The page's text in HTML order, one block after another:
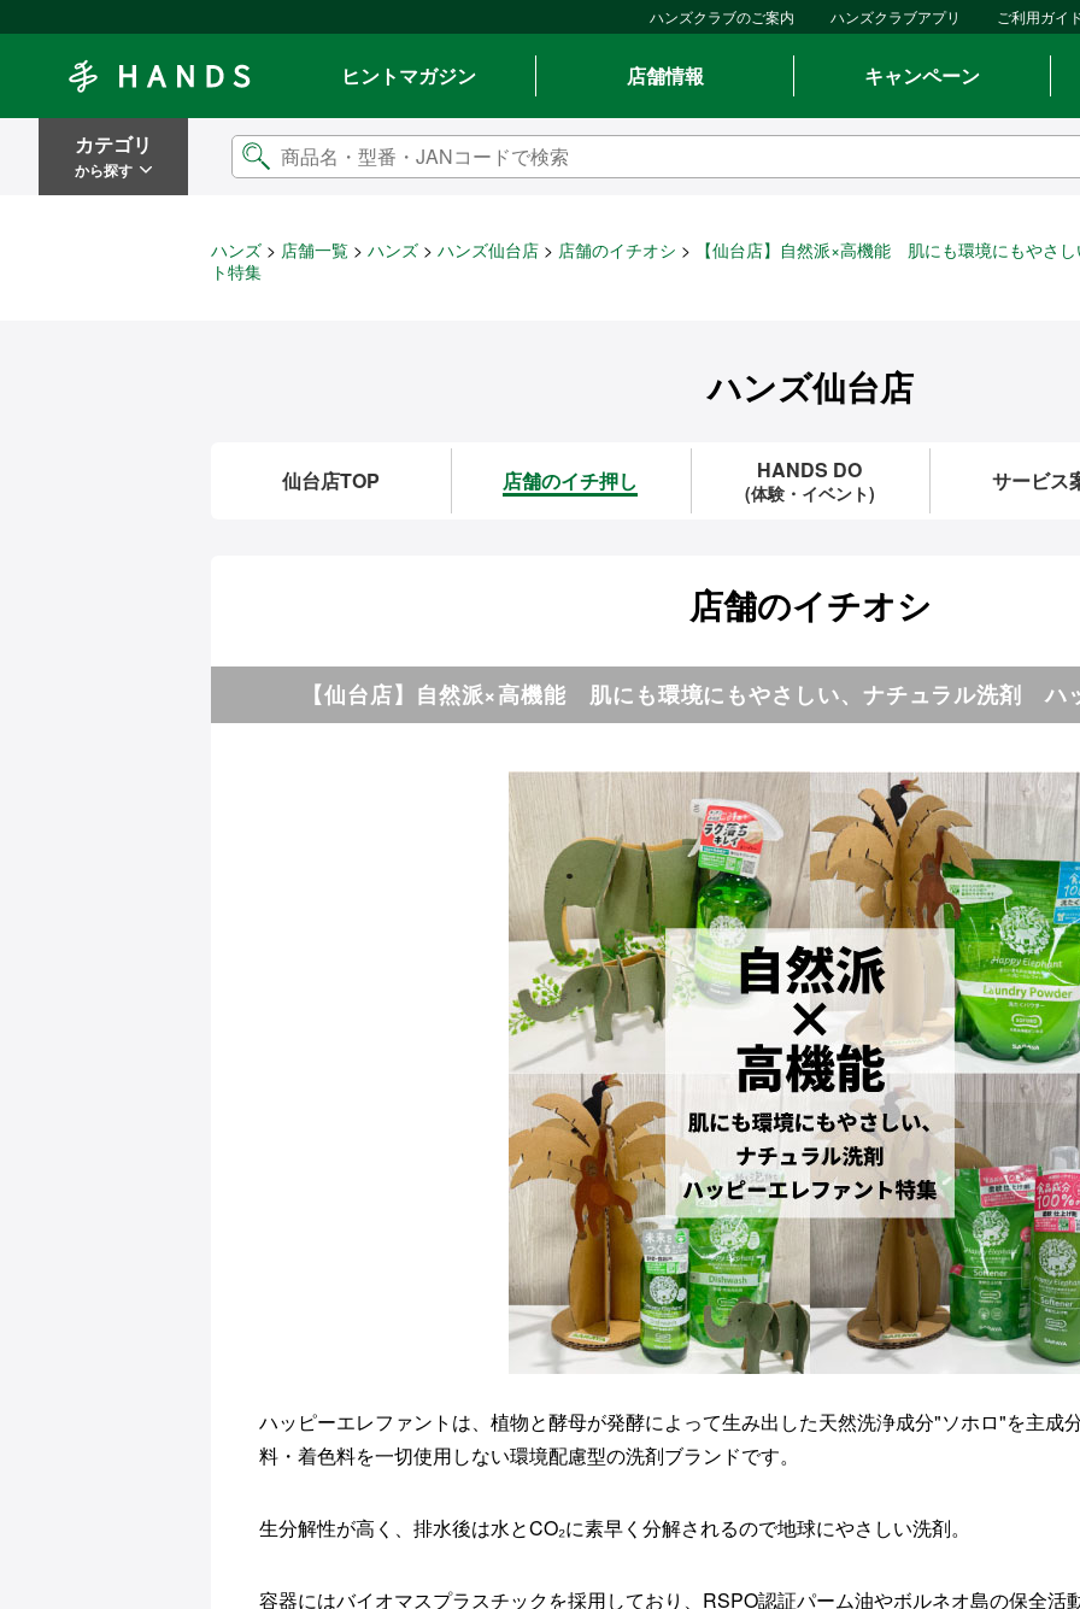
ハンズクラブのご案内 ハンズクラブアプリ ご利用ガイ
ヒントマガジン
店舗情報 キャンペーン
カテゴリ
から探す
ハンズ 店舗一覧 ハンズ ハンズ仙台店 店舗のイチオシ
【仙台店】自然派×高機能 肌にも環境にもやさ
ト特集
ハンズ仙台店
仙台店TOP 店舗のイチ押し HANDS DO
(体験・イベント) サービス
店舗のイチオシ
【仙台店】自然派×高機能 肌にも環境にもやさしい、ナチュラル洗剤 ハ
ハッピーエレファントは、 植物と酵母が発酵によって生み出した天然洗浄成分"ソホロ"を主成
料・ 着色料を一切使用しない環境配慮型の洗剤ブランドです。
生分解性が高く、排水後は水とCO₂に素早く分解されるので地球にやさしい洗剤。
容器にはバイオマスプラスチックを採用しており、 RSPO認証パーム油やボルネオ島の保全活